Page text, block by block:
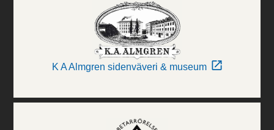
K A Almgren sidenväveri & museum